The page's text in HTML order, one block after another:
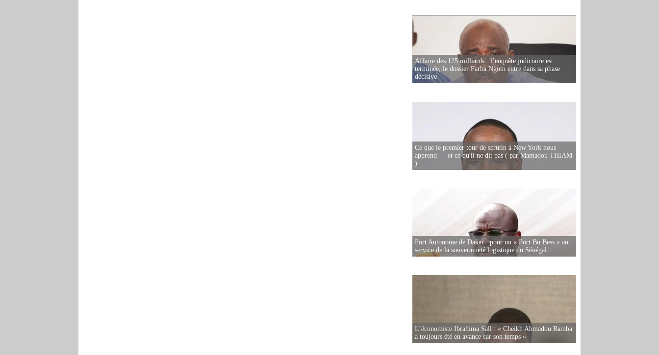
Affaire des 125 milliards : l’enquête judiciaire est
terminée, le dossier Farba Ngom entre dans sa phase
décisive
Ce que le premier tour de scrutin à New York nous
apprend — et ce qu'il ne dit pas ( par Mamadou THIAM
)
Port Autonome de Dakar : pour un « Port Bu Bess » au
service de la souveraineté logistique du Sénégal
L’économiste Ibrahima Sall : « Cheikh Ahmadou Bamba
a toujours été en avance sur son temps »